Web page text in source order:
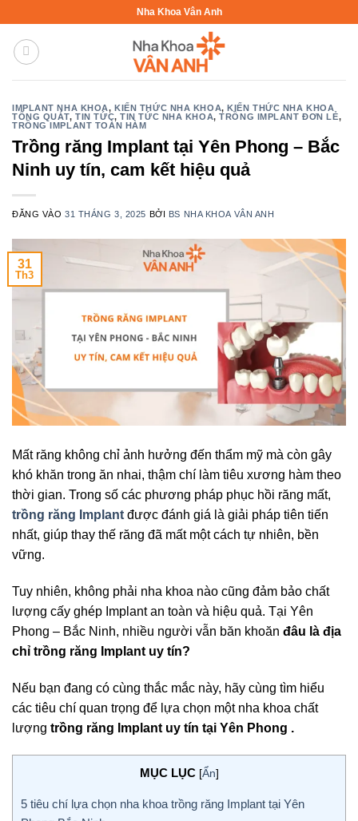
nội
Nha Khoa Vân Anh
IMPLANT NHA KHOA,KIẾN THỨC NHA KHOA,KIẾN THỨC NHA KHOA
TỔNG QUÁT,TIN TỨC,TIN TỨC NHA KHOA,TRỒNG IMPLANT ĐƠN LẺ,
TRỒNG IMPLANT TOÀN HÀM
Trồng răng Implant tại Yên Phong – Bắc
Ninh uy tín, cam kết hiệu quả
ĐĂNG VÀO31 THÁNG 3, 2025 BỞI BS NHA KHOA VÂN ANH
31
Th3
Mất răng không chỉ ảnh hưởng đến thẩm mỹ mà còn gây
khó khăn trong ăn nhai, thậm chí làm tiêu xương hàm theo
thời gian. Trong số các phương pháp phục hồi răng mất,
trồng răng Implant được đánh giá là giải pháp tiên tiến
nhất, giúp thay thế răng đã mất một cách tự nhiên, bền
vững.
Tuy nhiên, không phải nha khoa nào cũng đảm bảo chất
lượng cấy ghép Implant an toàn và hiệu quả. Tại Yên
Phong – Bắc Ninh, nhiều người vẫn băn khoăn đâu là địa
chỉ trồng răng Implant uy tín?
Nếu bạn đang có cùng thắc mắc này, hãy cùng tìm hiểu
các tiêu chí quan trọng để lựa chọn một nha khoa chất
lượng trồng răng Implant uy tín tại Yên Phong .
MỤC LỤC [Ẩn]
5 tiêu chí lựa chọn nha khoa trồng răng Implant tại Yên